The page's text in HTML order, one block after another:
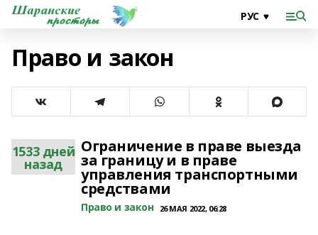
Право и закон
1533 дней
назад
Ограничение в праве выезда
за границу и в праве
управления транспортными
средствами
Право и закон 26 МАЯ 2022, 06:28